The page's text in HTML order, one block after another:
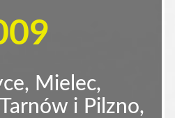
Mielec,
i Pilzno,